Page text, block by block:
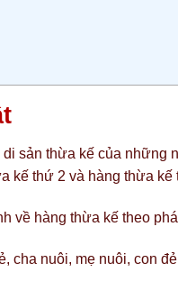
sản thừa kế của những
kế thứ 2 và hàng thừa kế
về hàng thừa kế theo
cha nuôi, mẹ nuôi, con